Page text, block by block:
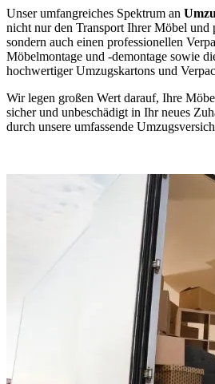
Unser umfangreiches Spektrum an
nicht nur den Transport Ihrer Möbel und
sondern auch einen professionellen
Möbelmontage und -demontage sowie
hochwertiger Umzugskartons und
Wir legen großen Wert darauf, Ihre
sicher und unbeschädigt in Ihr neues
durch unsere umfassende